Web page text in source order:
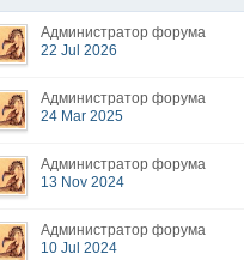
Администратор форума
22 Jul 2026
Администратор форума
24 Mar 2025
Администратор форума
13 Nov 2024
Администратор форума
10 Jul 2024